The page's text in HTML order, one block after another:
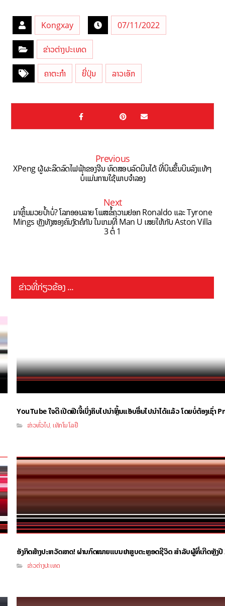
Kongxay 07/11/2022
ຂ່າວຕ່າງປະເທດ
ຄາຕະກຳ ຍີ່ປຸ່ນ ລາວເອັກ
Previous
XPeng ຜູ້ຜະລິດລົດໄຟຟ້າຂອງຈີນ ທົດສອບລົດບິນໄດ້ ທີ່ບິນຂຶ້ນບິນລົງແທ້ໆ
ບໍ່ແມ່ນການໃຊ້ພາບຈຳລອງ
Next
ມາຫຼິ້ນມວຍປໍ້າບໍ່? ໂລກອອນລາຍ ໂພສຂໍ້ຄວາມຢອກ Ronaldo ແລະ Tyrone
Mings ຫຼັງທັງສອງຄົນງັດຄໍກັນ ໃນເກມທີ່ Man U ເສຍໃຫ້ກັບ Aston Villa
3 ຕໍ່ 1
ຂ່າວທີ່ກ່ຽວຂ້ອງ ...
YouTube ໃຈດີ ເປີດຟີເຈີ້ເບິ່ງຄິບໄປນຳຫຼິ້ນແອັບອື່ນໄປນຳໄດ້ແລ້ວ ໂດຍບໍ່ຕ້ອງເຊົ່າ
ຂ່າວທົ່ວໄປ,ເທັກໂນໂລຢີ
ອັງກິດສ້າງປະຫວັດສາດ! ຜ່ານກົດໝາຍແບນຢາສູບຕະຫຼອດຊີວິດ ສຳລັບຜູ້ທີ່ເກີດຫຼັງປີ
ຂ່າວຕ່າງປະເທດ